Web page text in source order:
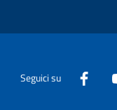
Seguici su